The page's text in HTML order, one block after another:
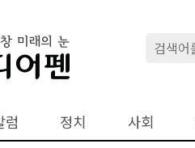
럼 정치 사회